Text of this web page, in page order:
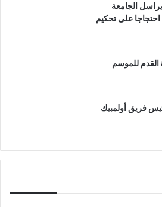
الجامعة
احتجاجا على تحكيم
القدم للموسم
فريق أولمبيك